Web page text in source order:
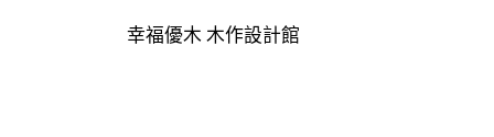
幸福優木 木作設計館